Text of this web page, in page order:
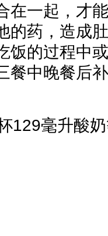
在一起，才
的药，造成
饭的过程中
餐中晚餐后
129毫升酸